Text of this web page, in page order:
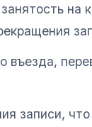
на
въезда,
записи,